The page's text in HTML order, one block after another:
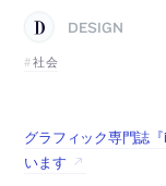
DESIGN
社会
グラフィック専門誌
います